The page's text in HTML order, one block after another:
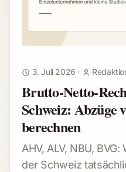
3. Juli 2026 ·
Brutto-Netto-
Schweiz: Abzüge
berechnen
AHV, ALV, NBU,
der Schweiz